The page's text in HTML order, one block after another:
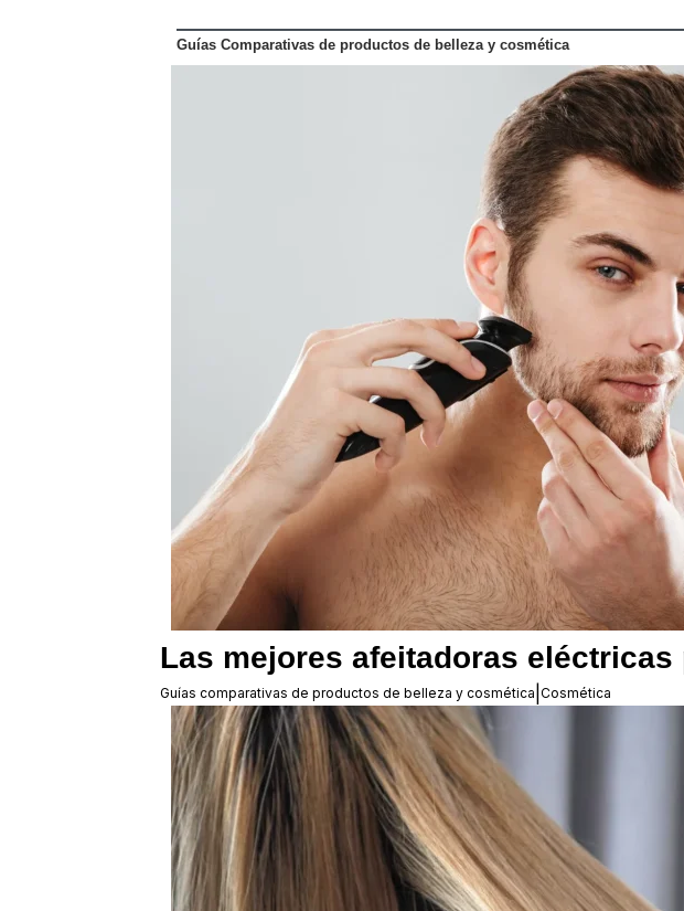
Guías Comparativas de productos de belleza y cosmética
Las mejores afeitadoras eléctricas
Guías comparativas de productos de belleza y cosmética Cosmética